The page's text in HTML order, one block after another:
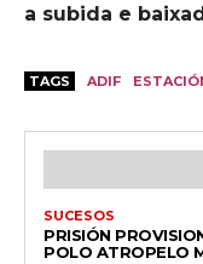
a subida e
TAGS ADIF
SUCESOS
PRISIÓN
POLO ATROPELO